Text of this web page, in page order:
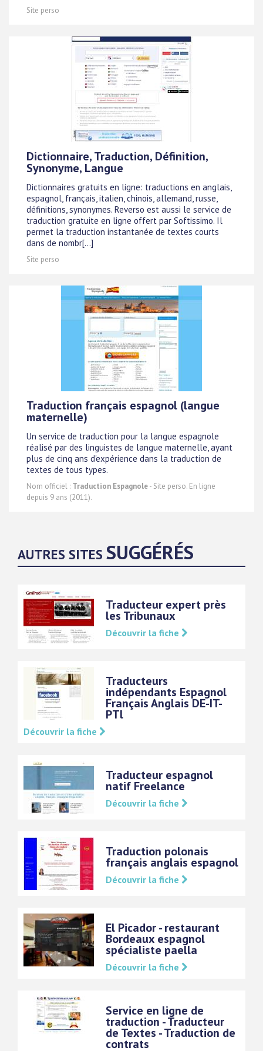
Site perso
Dictionnaire, Traduction, Définition,
Synonyme, Langue
Dictionnaires gratuits en ligne: traductions en anglais,
espagnol, français, italien, chinois, allemand, russe,
définitions, synonymes. Reverso est aussi le service de
traduction gratuite en ligne offert par Softissimo. Il
permet la traduction instantanée de textes courts
dans de nombr[...]
Site perso
Traduction français espagnol (langue
maternelle)
Un service de traduction pour la langue espagnole
réalisé par des linguistes de langue maternelle, ayant
plus de cinq ans d'expérience dans la traduction de
textes de tous types.
Nom officiel : Traduction Espagnole- Site perso. En ligne
depuis 9 ans (2011).
AUTRES SITES SUGGÉRÉS
Traducteur expert près
les Tribunaux
Découvrir la fiche
Traducteurs
indépendants Espagnol
Français Anglais DE-IT-
PTl
Découvrir la fiche
Traducteur espagnol
natif Freelance
Découvrir la fiche
Traduction polonais
français anglais espagnol
Découvrir la fiche
El Picador - restaurant
Bordeaux espagnol
spécialiste paella
Découvrir la fiche
Service en ligne de
traduction - Traducteur
de Textes - Traduction de
contrats